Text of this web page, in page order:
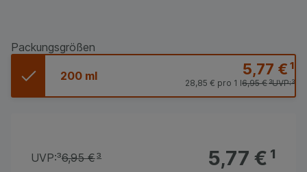
Packungsgrößen
200 ml 5,77 €¹
UVP:³
6,95 €³
28,85 € pro 1 l
5,77 €¹
UVP:³6,95 €³